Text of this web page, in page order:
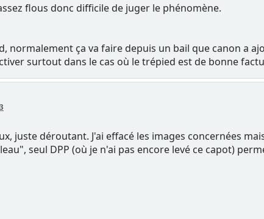
flous donc difficile de juger le phénomène.
normalement ça va faire depuis un bail que canon a
surtout dans le cas où le trépied est de bonne
juste déroutant. J'ai effacé les images concernées
seul DPP (où je n'ai pas encore levé ce capot)